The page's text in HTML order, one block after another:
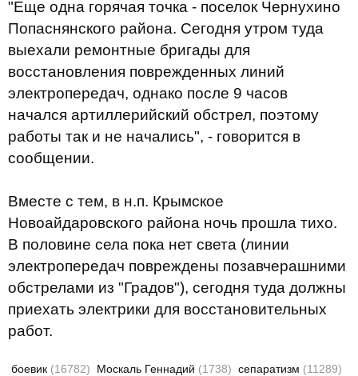
"Еще одна горячая точка - поселок Чернухино
Попаснянского района. Сегодня утром туда
выехали ремонтные бригады для
восстановления поврежденных линий
электропередач, однако после 9 часов
начался артиллерийский обстрел, поэтому
работы так и не начались", - говорится в
сообщении.
Вместе с тем, в н.п. Крымское
Новоайдаровского района ночь прошла тихо.
В половине села пока нет света (линии
электропередач повреждены позавчерашними
обстрелами из "Градов"), сегодня туда должны
приехать электрики для восстановительных
работ.
боевик (16782) Москаль Геннадий (1738) сепаратизм (11289)